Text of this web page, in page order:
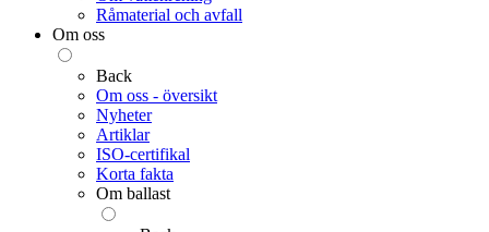
Råmaterial och avfall
Om oss
Back
Om oss - översikt
Nyheter
Artiklar
ISO-certifikal
Korta fakta
Om ballast